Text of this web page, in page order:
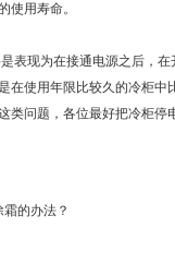
使用寿命。
表现为在接通电源之后，在
在使用年限比较久的冷柜
类问题，各位最好把冷柜
的办法？